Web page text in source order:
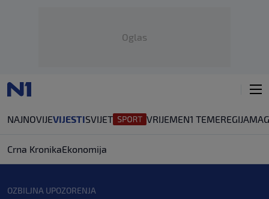
Oglas
NAJNOVIJEVIJESTISVIJET VRIJEMEN1 TEMEREGIJA
Crna KronikaEkonomija
OZBILJNA UPOZORENJA